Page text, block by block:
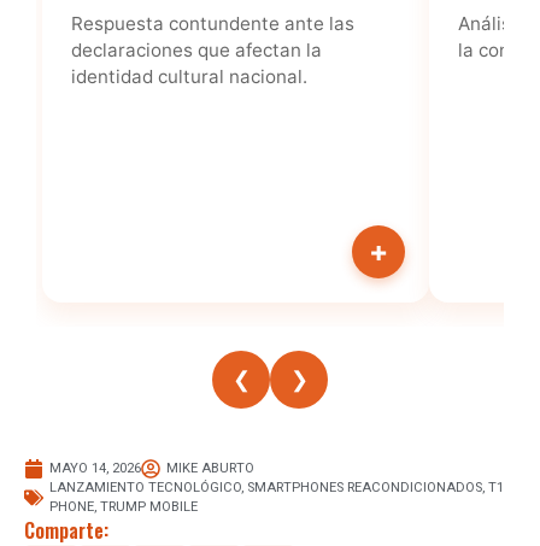
MAYO 14, 2026
MIKE ABURTO
LANZAMIENTO TECNOLÓGICO SMARTPHONES REACONDICIONADOS T1
PHONE TRUMP MOBILE
Comparte: